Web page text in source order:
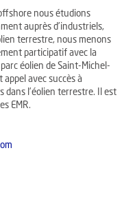
nous étudions
auprès d’industriels,
terrestre, nous menons
participatif avec la
éolien de Saint-Michel-
avec succès à
dans l’éolien terrestre. Il est
EMR.